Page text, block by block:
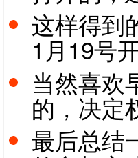
这样得到
1月19号
当然喜欢
的，决定
最后总结